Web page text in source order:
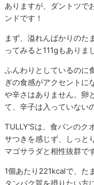
ありますが、ダントツで
ンドです！
まず、溢れんばかりのた
ってみると111gもありま
ふんわりとしているのに
ぎの食感がアクセントに
や辛さはありません。卵
て、辛子は入っていない
TULLY'Sは、食パンのク
サつきを感じず、しっと
マゴサラダと相性抜群です
1個あたり221kcalで、た